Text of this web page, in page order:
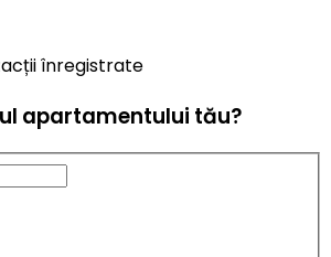
înregistrate
apartamentului tău?